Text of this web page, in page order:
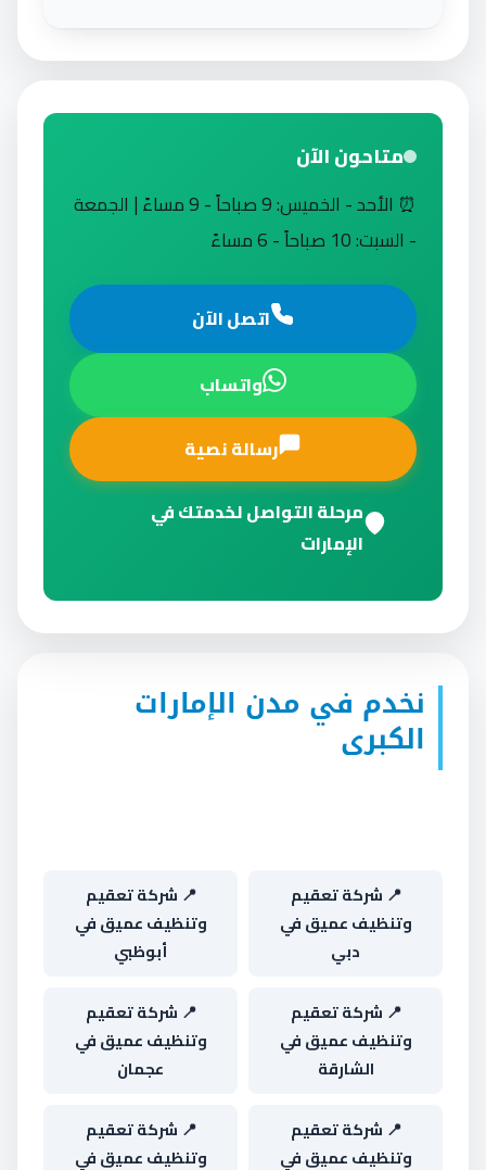
متاحون الآن
⏰ الأحد - الخميس: 9 صباحاً - 9 مساءً | الجمعة
- السبت: 10 صباحاً - 6 مساءً
اتصل الآن
واتساب
رسالة نصية
مرحلة التواصل لخدمتك في
الإمارات
نخدم في مدن الإمارات
الكبرى
📍 شركة تعقيم
وتنظيف عميق في
دبي
📍 شركة تعقيم
وتنظيف عميق في
أبوظبي
📍 شركة تعقيم
وتنظيف عميق في
الشارقة
📍 شركة تعقيم
وتنظيف عميق في
عجمان
📍 شركة تعقيم
وتنظيف عميق في
📍 شركة تعقيم
وتنظيف عميق في